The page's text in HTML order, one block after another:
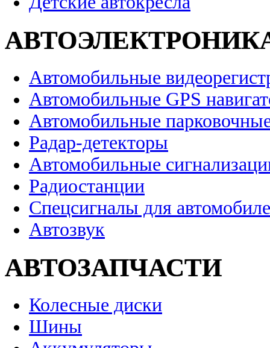
Автомобильные
Автомобильные GPS
Автомобильные
Радар-детекторы
Автомобильные
Радиостанции
Спецсигналы для
Автозвук
АВТОЗАПЧАСТИ
Колесные диски
Шины